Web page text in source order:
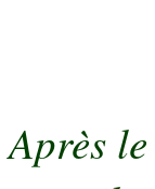
Après